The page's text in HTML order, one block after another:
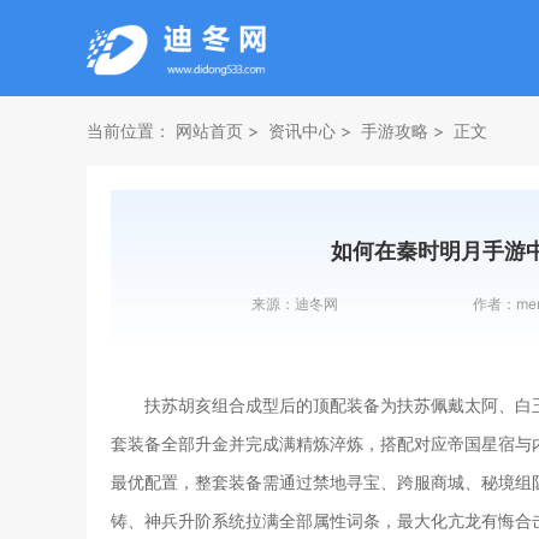
当前位置： 网站首页 资讯中心 手游攻略 正文
如何在秦时明月手游
来源： 迪冬网 作者：
扶苏胡亥组合成型后的顶配装备为扶苏佩戴太阿、
套装备全部升金并完成满精炼淬炼，搭配对应帝国星宿
最优配置，整套装备需通过禁地寻宝、跨服商城、秘境
铸、神兵升阶系统拉满全部属性词条，最大化亢龙有悔